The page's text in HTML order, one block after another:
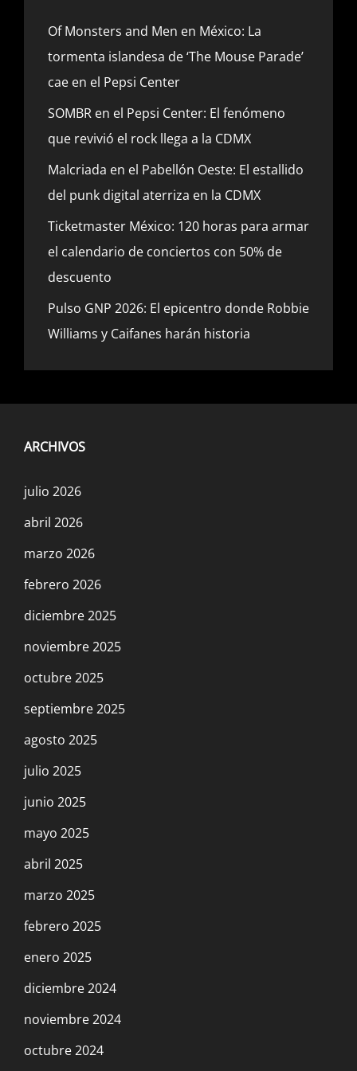
Of Monsters and Men en México: La
tormenta islandesa de ‘The Mouse Parade’
cae en el Pepsi Center
SOMBR en el Pepsi Center: El fenómeno
que revivió el rock llega a la CDMX
Malcriada en el Pabellón Oeste: El estallido
del punk digital aterriza en la CDMX
Ticketmaster México: 120 horas para armar
el calendario de conciertos con 50% de
descuento
Pulso GNP 2026: El epicentro donde Robbie
Williams y Caifanes harán historia
ARCHIVOS
julio 2026
abril 2026
marzo 2026
febrero 2026
diciembre 2025
noviembre 2025
octubre 2025
septiembre 2025
agosto 2025
julio 2025
junio 2025
mayo 2025
abril 2025
marzo 2025
febrero 2025
enero 2025
diciembre 2024
noviembre 2024
octubre 2024